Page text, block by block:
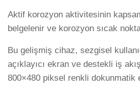
Aktif korozyon aktivitesinin
belgelenir ve korozyon sıcak
Bu gelişmiş cihaz, sezgisel
açıklayıcı ekran ve destekli iş
800×480 piksel renkli dokunmatik